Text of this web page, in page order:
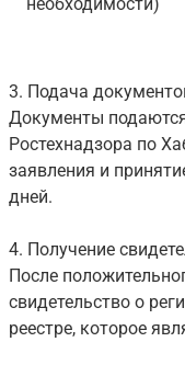
3. Подача
Документы
Ростехнадзора по
заявления и
дней.
4. Получение
После
свидетельство о
реестре, которое